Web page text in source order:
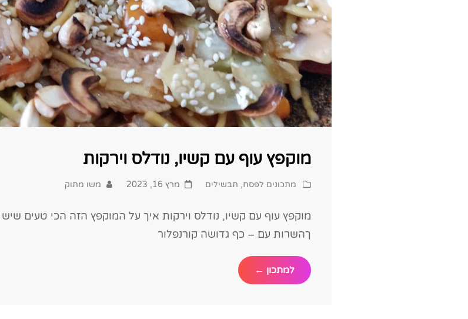
מוקפץ עוף עם קשיו, נודלס וירקות
Cat
מתכונים לפסח, תבשילים
Posted
מרץ 16, 2023 משו מתוק
מוקפץ עוף עם קשיו, נודלס וירקות איך על המוקפץ הזה הכי טעים
ךהשרות עם – כף גדושה קורנפלור
למתכון ← מוקפץ
עוף